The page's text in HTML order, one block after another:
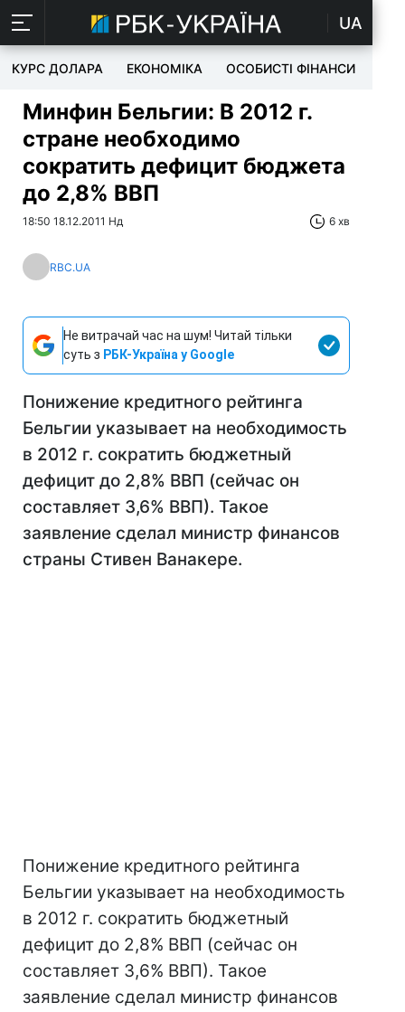
UA
КУРС ДОЛАРА ЕКОНОМІКА ОСОБИСТІ ФІНАНСИ
Минфин Бельгии: В 2012 г.
стране необходимо
сократить дефицит бюджета
до 2,8% ВВП
18:50 18.12.2011 Нд 6 хв
RBC.UA
Не витрачай час на шум! Читай тільки
суть з РБК-Україна у Google
Понижение кредитного рейтинга
Бельгии указывает на необходимость
в 2012 г. сократить бюджетный
дефицит до 2,8% ВВП (сейчас он
составляет 3,6% ВВП). Такое
заявление сделал министр финансов
страны Стивен Ванакере.
Понижение кредитного рейтинга
Бельгии указывает на необходимость
в 2012 г. сократить бюджетный
дефицит до 2,8% ВВП (сейчас он
составляет 3,6% ВВП). Такое
заявление сделал министр финансов